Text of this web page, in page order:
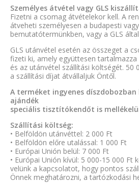
Személyes átvétel vagy GLS
Fizetni a csomag átvételekor kell. A
átveheti személyesen a budapesti
bemutatótermünkben, vagy a GLS
GLS utánvétel esetén az összeget a
fizeti ki, amely együttesen
és az utánvétel szállítási költségét. 50
a szállítási díjat átvállaljuk Öntől.
A terméket ingyenes díszdobozban
ajándék
speciális tisztítókendőt is
Szállítási költség:
• Belföldön utánvéttel: 2 000 Ft
• Belföldön előre utalással: 1 000 Ft
• Európai Unión belül: 7 000 Ft
• Európai Unión kívül: 5 000-15 000 Ft
velünk a kapcsolatot, hogy pontos
Önnek meghatározni, a tartózkodási